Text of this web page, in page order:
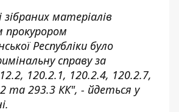
зібраних матеріалів
прокурором
Республіки було
справу за
120.2.1, 120.2.4, 120.2.7,
та 293.3 КК", - йдеться у